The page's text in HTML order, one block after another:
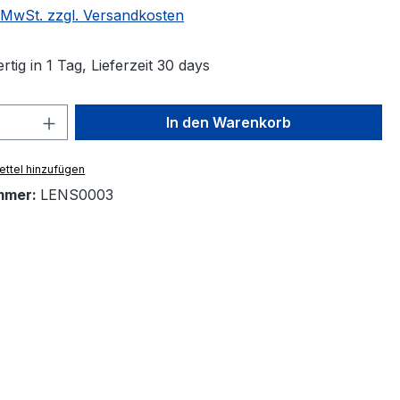
zzgl. Versandkosten
in 1 Tag, Lieferzeit 30 days
Anzahl: Gib den gewünschten Wert
In den Warenkorb
hinzufügen
LENS0003